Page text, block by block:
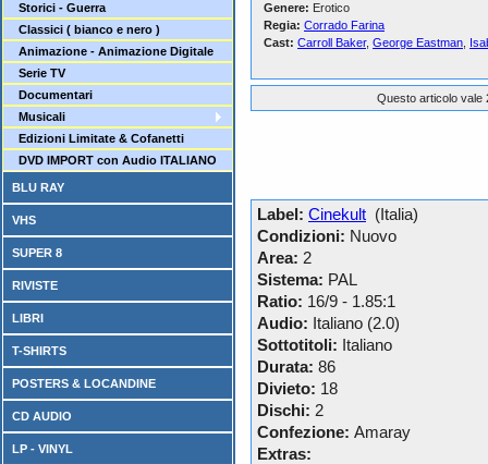
Storici - Guerra
Classici ( bianco e nero )
Animazione - Animazione Digitale
Serie TV
Documentari
Musicali
Edizioni Limitate & Cofanetti
DVD IMPORT con Audio ITALIANO
BLU RAY
VHS
SUPER 8
RIVISTE
LIBRI
T-SHIRTS
POSTERS & LOCANDINE
CD AUDIO
LP - VINYL
Genere: Erotico
Regia: Corrado Farina
Cast: Carroll Baker, George Eastman
Questo articolo vale
Label: Cinekult (Italia)
Condizioni: Nuovo
Area: 2
Sistema: PAL
Ratio: 16/9 - 1.85:1
Audio: Italiano (2.0)
Sottotitoli: Italiano
Durata: 86
Divieto: 18
Dischi: 2
Confezione: Amaray
Extras: